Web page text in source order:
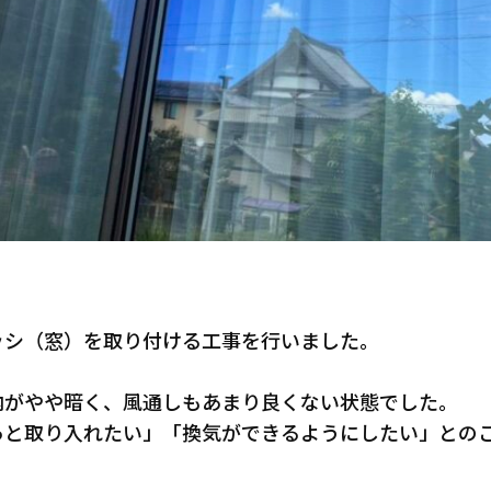
（窓）を取り付ける工事を行いました。
やや暗く、風通しもあまり良くない状態でした。
取り入れたい」「換気ができるようにしたい」との